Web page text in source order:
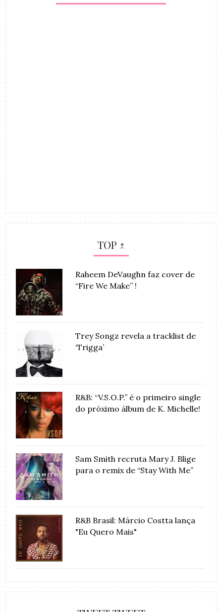
TOP ↑
Raheem DeVaughn faz cover de
“Fire We Make” !
Trey Songz revela a tracklist de
‘Trigga’
R&B: “V.S.O.P.” é o primeiro single
do próximo álbum de K. Michelle!
Sam Smith recruta Mary J. Blige
para o remix de “Stay With Me”
R&B Brasil: Márcio Costta lança
"Eu Quero Mais"